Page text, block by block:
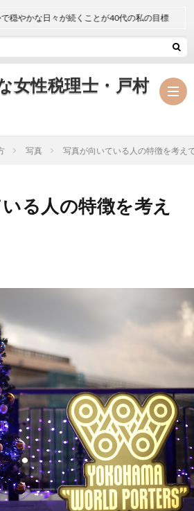
女性税理士・戸村
ナ
ー・
講
演
々が続くことが40代の私の目標
写真 写真が向いている人の特徴を考え
る人の特徴を考え